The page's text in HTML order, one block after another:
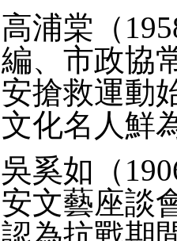
高浦棠（
編、市政協
安搶救運動
文化名人鮮
吳奚如（
安文藝座談